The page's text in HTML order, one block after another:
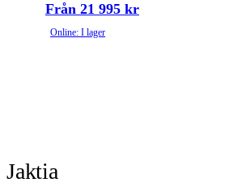
Från 21 995 kr
Online: I lager
Jaktia